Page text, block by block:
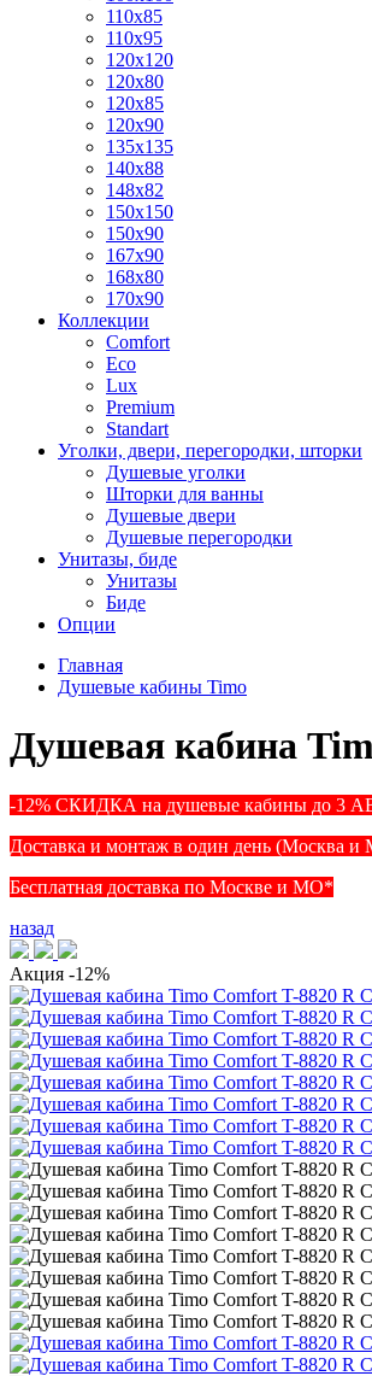
110x85
110x95
120x120
120x80
120x85
120x90
135x135
140x88
148x82
150x150
150x90
167x90
168x80
170x90
Коллекции
Comfort
Eco
Lux
Premium
Standart
Уголки, двери, перегородки, шторки
Душевые уголки
Шторки для ванны
Душевые двери
Душевые перегородки
Унитазы, биде
Унитазы
Биде
Опции
Главная
Душевые кабины Timo
Душевая кабина
-12% СКИДКА на душевые кабины до 3
Доставка и монтаж в один день (Москва
Бесплатная доставка по Москве и МО*
назад
Акция -12%